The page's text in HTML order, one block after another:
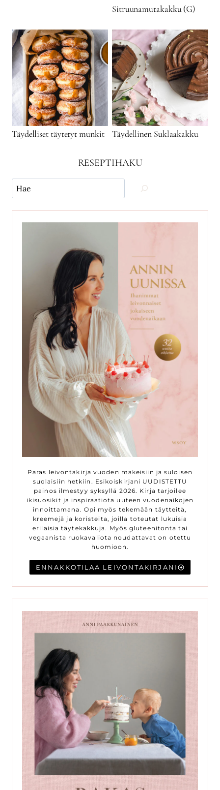
Sitruunamutakakku (G)
Täydelliset täytetyt munkit Täydellinen Suklaakakku
RESEPTIHAKU
Käytä
hakua
ja
etsi
Paras leivontakirja vuoden makeisiin ja suloisen
suolaisiin hetkiin. Esikoiskirjani UUDISTETTU
painos ilmestyy syksyllä 2026. Kirja tarjoilee
ikisuosikit ja inspiraatiota uuteen vuodenaikojen
innoittamana. Opi myös tekemään täytteitä,
kreemejä ja koristeita, joilla toteutat lukuisia
erilaisia täytekakkuja. Myös gluteenitonta tai
vegaanista ruokavaliota noudattavat on otettu
huomioon.
ENNAKKOTILAA LEIVONTAKIRJANI